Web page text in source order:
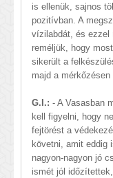
is ellenük, sajnos
pozitívban. A
vízilabdát, és ezzel
reméljük, hogy
sikerült a
majd a mérkőzésen
G.I.: - A Vasasban
kell figyelni, hogy
fejtörést a
követni, amit eddig
nagyon-nagyon jó
ismét jól